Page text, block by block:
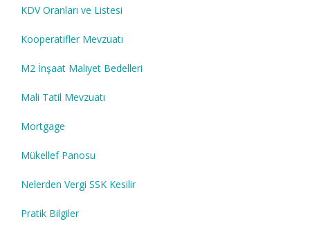
KDV Oranları ve Listesi
Kooperatifler Mevzuatı
M2 İnşaat Maliyet Bedelleri
Mali Tatil Mevzuatı
Mortgage
Mükellef Panosu
Nelerden Vergi SSK Kesilir
Pratik Bilgiler